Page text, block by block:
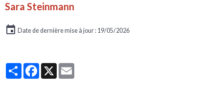
Sara Steinmann
Date de dernière mise à jour : 19/05/2026
PartagerFacebook
X